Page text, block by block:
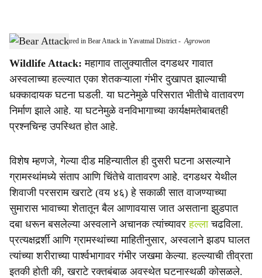
a
r
e
Farmer Seriously Injured in Bear Attack in Yavatmal District-Agrowon
Wildlife Attack: महागाव तालुक्यातील दगडथर गावात
अस्वलाच्या हल्ल्यात एका शेतकऱ्याला गंभीर दुखापत झाल्याची
धक्कादायक घटना घडली. या घटनेमुळे परिसरात भीतीचे वातावरण
निर्माण झाले आहे. या घटनेमुळे वनविभागाच्या कार्यक्षमतेबाबतही
प्रश्नचिन्ह उपस्थित होत आहे.
विशेष म्हणजे, गेल्या दीड महिन्यातील ही दुसरी घटना असल्याने
ग्रामस्थांमध्ये संताप आणि चिंतेचे वातावरण आहे. दगडथर येथील
शिवाजी परसराम खराटे (वय ४६) हे सकाळी सात वाजण्याच्या
सुमारास भावाच्या शेतातून बैल आणावयास जात असताना झुडपात
दबा धरून बसलेल्या अस्वलाने अचानक त्यांच्यावरहल्लाचढविला.
प्रत्यक्षदर्र्शी आणि ग्रामस्थांच्या माहितीनुसार, अस्वलाने झडप घालत
त्यांच्या शरीराच्या पार्श्वभागावर गंभीर जखमा केल्या. हल्ल्याची तीव्रता
इतकी होती की, खराटे रक्तबंबाळ अवस्थेत घटनास्थळी कोसळले.